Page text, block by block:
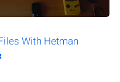
With Hetman